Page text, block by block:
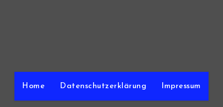
Home Datenschutzerklärung Impressum